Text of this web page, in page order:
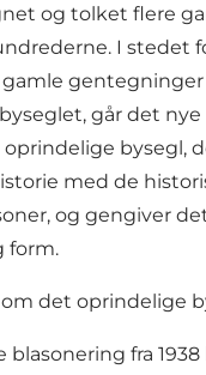
og tolket flere
I stedet
gentegninger
går det nye
bysegl,
med de
og gengiver
form.
det oprindelige
blasonering fra